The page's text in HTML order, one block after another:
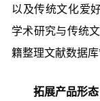
以及传统文化爱
学术研究与传统
籍整理文献数据库
拓展产品形